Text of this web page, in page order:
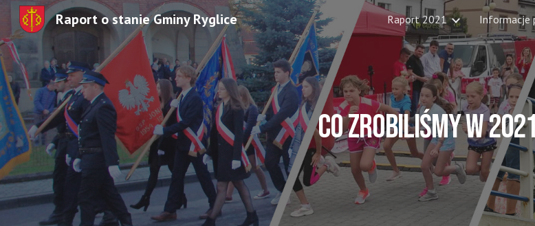
Skip to main content
Raport o stanie Gminy Ryglice Raport 2021 Informacje
CO ZROBILIŚMY W